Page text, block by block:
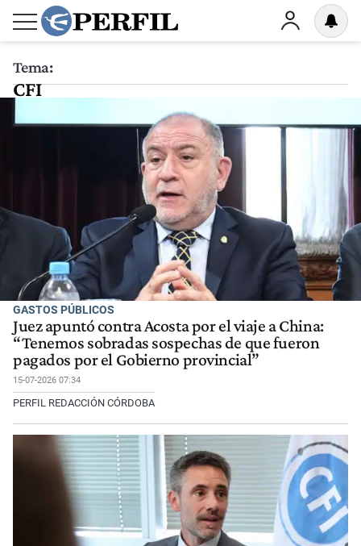
Tema:
CFI
GASTOS PÚBLICOS
Juez apuntó contra Acosta por el viaje a China:
“Tenemos sobradas sospechas de que fueron
pagados por el Gobierno provincial”
15-07-2026 07:34
PERFIL REDACCIÓN CÓRDOBA